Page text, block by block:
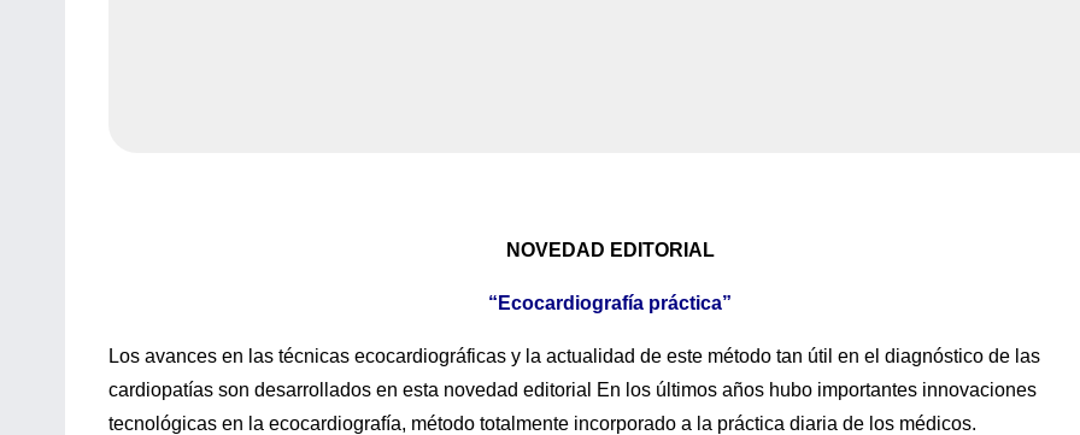
NOVEDAD EDITORIAL
“Ecocardiografía práctica”
Los avances en las técnicas ecocardiográficas y la actualidad de este método tan útil en el diagnóstico de las
cardiopatías son desarrollados en esta novedad editorial En los últimos años hubo importantes innovaciones
tecnológicas en la ecocardiografía, método totalmente incorporado a la práctica diaria de los médicos.